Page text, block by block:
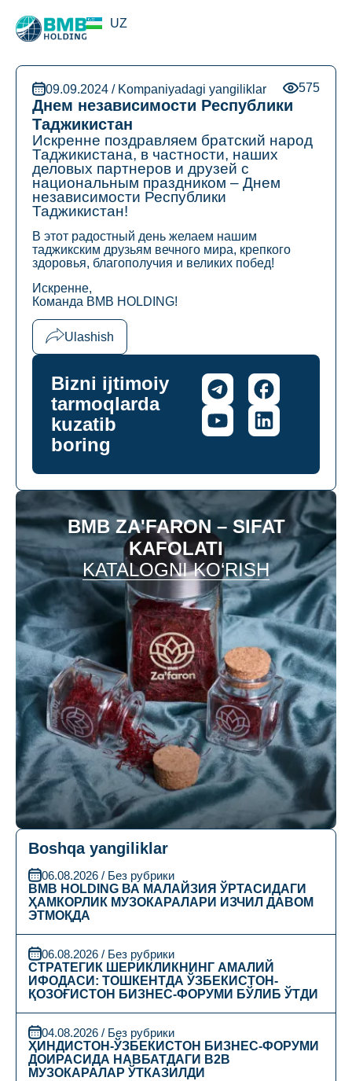
UZ
RU
BMB ZA'FARON – SIFAT
KAFOLATI
KATALOGNI KO‘RISH
Boshqa yangiliklar
06.08.2026 / Без рубрики
BMB HOLDING ВА МАЛАЙЗИЯ ЎРТАСИДАГИ
ҲАМКОРЛИК МУЗОКАРАЛАРИ ИЗЧИЛ ДАВОМ
ЭТМОҚДА
06.08.2026 / Без рубрики
СТРАТЕГИК ШЕРИКЛИКНИНГ АМАЛИЙ
ИФОДАСИ: ТОШКЕНТДА ЎЗБЕКИСТОН-
ҚОЗОҒИСТОН БИЗНЕС-ФОРУМИ БЎЛИБ ЎТДИ
04.08.2026 / Без рубрики
ҲИНДИСТОН-ЎЗБЕКИСТОН БИЗНЕС-ФОРУМИ
ДОИРАСИДА НАВБАТДАГИ B2B
МУЗОКАРАЛАР ЎТКАЗИЛДИ
09.09.2024 / Kompaniyadagi yangiliklar 575
Днем независимости Республики
Таджикистан
Искренне поздравляем братский народ
Таджикистана, в частности, наших
деловых партнеров и друзей с
национальным праздником – Днем
независимости Республики
Таджикистан!
В этот радостный день желаем нашим
таджикским друзьям вечного мира, крепкого
здоровья, благополучия и великих побед!
Искренне,
Команда BMB HOLDING!
Ulashish
Bizni ijtimoiy
tarmoqlarda
kuzatib
boring